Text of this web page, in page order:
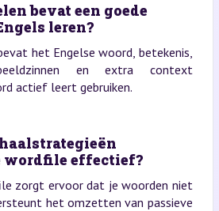
bevat een goede
leren?
het Engelse woord, betekenis,
en extra context
actief leert gebruiken.
wordfile effectief?
zorgt ervoor dat je woorden niet
het omzetten van passieve